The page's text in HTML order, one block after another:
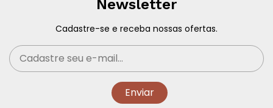
Newsletter
Cadastre-se e receba nossas ofertas.